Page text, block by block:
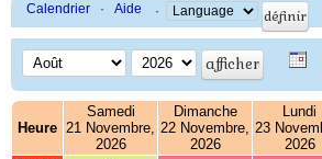
Calendrier · Aide ·
Heure
Samedi
21 Novembre,
2026
Dimanche
22 Novembre,
2026
Lundi
23
2026